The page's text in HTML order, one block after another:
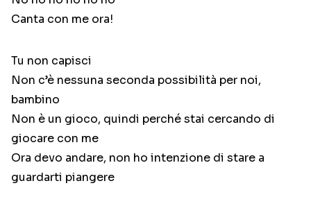
Canta con me ora!
Tu non capisci
Non c’è nessuna seconda possibilità per noi,
bambino
Non è un gioco, quindi perché stai cercando di
giocare con me
Ora devo andare, non ho intenzione di stare a
guardarti piangere